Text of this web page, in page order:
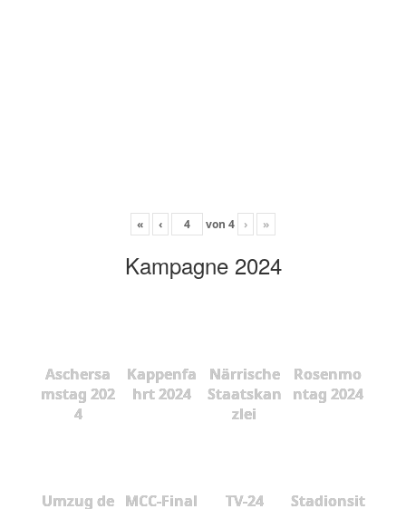
« ‹ von 4 › »
Kampagne 2024
Aschersa
mstag 202
4
Kappenfa
hrt 2024
Närrische
Staatskan
zlei
Rosenmo
ntag 2024
Umzug de MCC-Final TV-24 Stadionsit